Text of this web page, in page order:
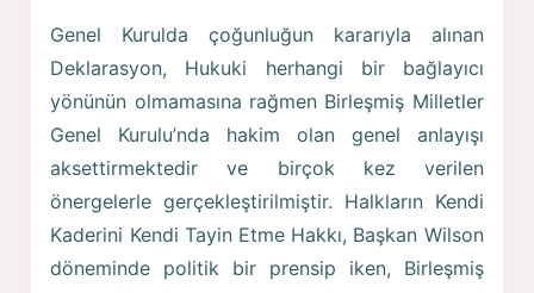
Genel Kurulda çoğunluğun kararıyla alınan
Deklarasyon, Hukuki herhangi bir bağlayıcı
yönünün olmamasına rağmen Birleşmiş Milletler
Genel Kurulu’nda hakim olan genel anlayışı
aksettirmektedir ve birçok kez verilen
önergelerle gerçekleştirilmiştir. Halkların Kendi
Kaderini Kendi Tayin Etme Hakkı, Başkan Wilson
döneminde politik bir prensip iken, Birleşmiş